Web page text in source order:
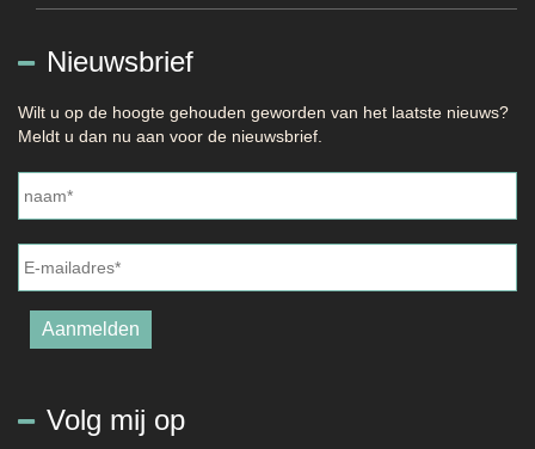
Nieuwsbrief
Wilt u op de hoogte gehouden geworden van het laatste nieuws?
Meldt u dan nu aan voor de nieuwsbrief.
Aanmelden
Volg mij op